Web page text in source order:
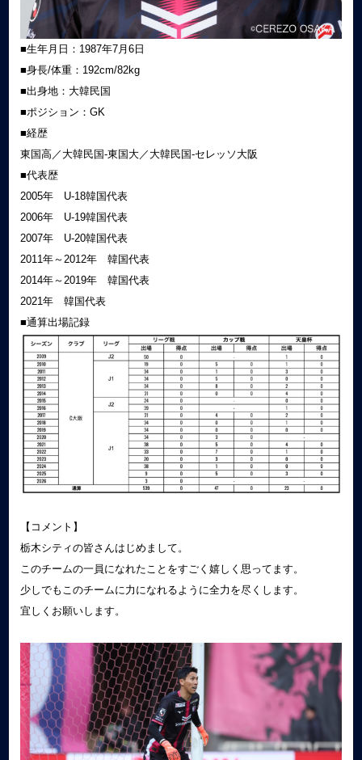
■生年月日：1987年7月6日
■身長/体重：192cm/82kg
■出身地：大韓民国
■ポジション：GK
■経歴
東国高／大韓民国-東国大／大韓民国-セレッソ大阪
■代表歴
2005年 U-18韓国代表
2006年 U-19韓国代表
2007年 U-20韓国代表
2011年～2012年 韓国代表
2014年～2019年 韓国代表
2021年 韓国代表
■通算出場記録
【コメント】
栃木シティの皆さんはじめまして。
このチームの一員になれたことをすごく嬉しく思ってます。
少しでもこのチームに力になれるように全力を尽くします。
宜しくお願いします。